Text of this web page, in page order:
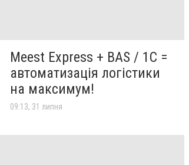
Meest Express + BAS / 1C =
автоматизація логістики
на максимум!
09:13, 31 липня